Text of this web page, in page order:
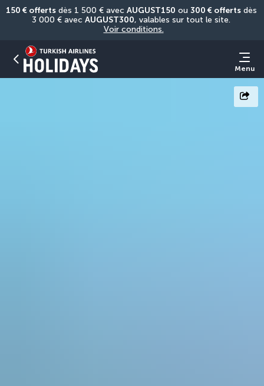
150 € offerts dès 1 500 € avec AUGUST150 ou 300 € offerts dès
3 000 € avec AUGUST300
Voir conditions.
Menu